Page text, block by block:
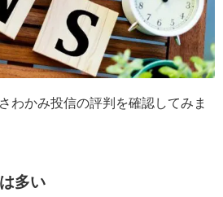
わかみ投信の評判を確認してみま
多い